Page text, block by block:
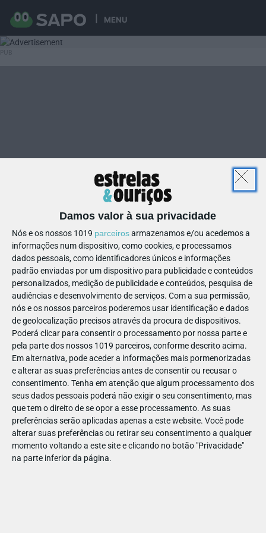
MENU
Damos valor à sua privacidade
Nós e os nossos 1019 parceirosarmazenamos e/ou acedemos a
informações num dispositivo, como cookies, e processamos
dados pessoais, como identificadores únicos e informações
padrão enviadas por um dispositivo para publicidade e conteúdos
personalizados, medição de publicidade e conteúdos, pesquisa de
audiências e desenvolvimento de serviços. Com a sua permissão,
nós e os nossos parceiros poderemos usar identificação e dados
de geolocalização precisos através da procura de dispositivos.
Poderá clicar para consentir o processamento por nossa parte e
pela parte dos nossos 1019 parceiros, conforme descrito acima.
Em alternativa, pode aceder a informações mais pormenorizadas
e alterar as suas preferências antes de consentir ou recusar o
consentimento. Tenha em atenção que algum processamento dos
seus dados pessoais poderá não exigir o seu consentimento, mas
que tem o direito de se opor a esse processamento. As suas
preferências serão aplicadas apenas a este website. Você pode
alterar suas preferências ou retirar seu consentimento a qualquer
momento voltando a este site e clicando no botão "Privacidade"
na parte inferior da página.
26
105578